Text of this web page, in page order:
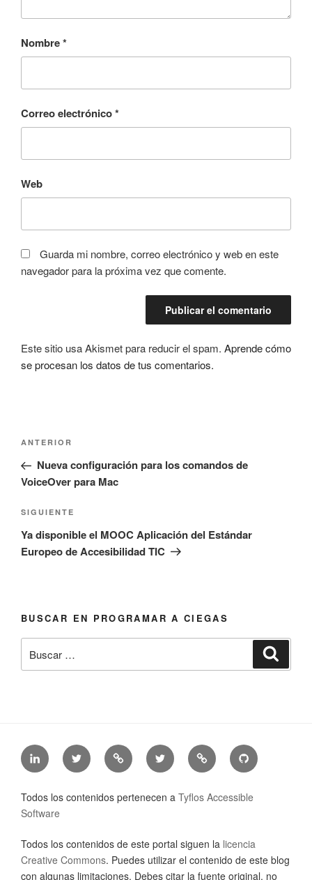
Nombre*
Correo electrónico*
Web
Guarda mi nombre, correo electrónico y web en este
navegador para la próxima vez que comente.
Este sitio usa Akismet para reducir el spam. Aprende cómo
se procesan los datos de tus comentarios.
Navegación
entradas
Entrada
anterior:
ANTERIOR
Nueva configuración para los comandos de
VoiceOver para Mac
Siguiente
entrada
SIGUIENTE
Ya disponible el MOOC Aplicación del Estándar
Europeo de Accesibilidad TIC
BUSCAR EN PROGRAMAR A CIEGAS
por:
LinkedIn
de
Jonathan
Chacón
Twitter
de
@jonathanchacon
Mastodon
de
Chacón
Twitter
de
@TyfAccSoft
Tyflos
Accessible
Software
Github
de
Tyflos
Todos los contenidos pertenecen a Tyflos Accessible
Software
Todos los contenidos de este portal siguen la licencia
Creative Commons. Puedes utilizar el contenido de este blog
con algunas limitaciones. Debes citar la fuente original, no